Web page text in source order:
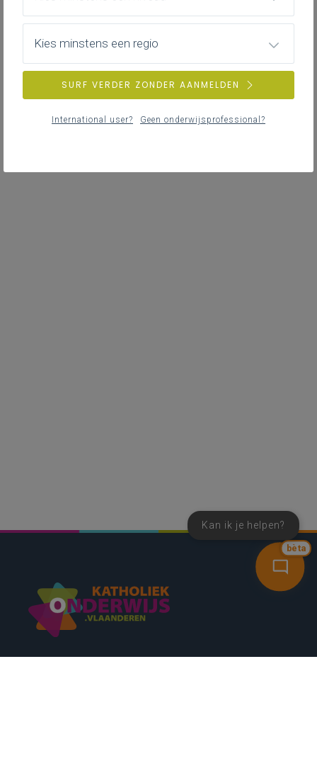
bèta
Kan ik je helpen?
Kies minstens een regio
SURF VERDER ZONDER AANMELDEN
International user? Geen onderwijsprofessional?